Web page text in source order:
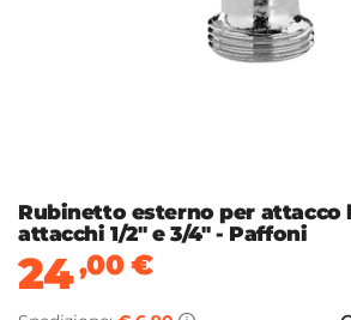
Rubinetto esterno per attacco
attacchi 1/2" e 3/4" - Paffoni
24,00€